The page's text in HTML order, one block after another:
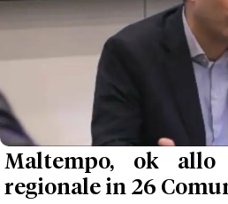
Maltempo, ok
regionale in 26